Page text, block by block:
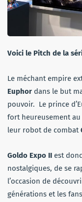
Voici le Pitch de la
Le méchant empire
Euphor dans le but
pouvoir. Le prince
fort heureusement au
leur robot de combat
Goldo Expo II est
nostalgiques, de se
l’occasion de
générations et les